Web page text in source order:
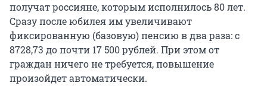
получат россияне, которым исполнилось 80 лет.
Сразу после юбилея им увеличивают
фиксированную (базовую) пенсию в два раза: с
8728,73 до почти 17 500 рублей. При этом от
граждан ничего не требуется, повышение
произойдет автоматически.